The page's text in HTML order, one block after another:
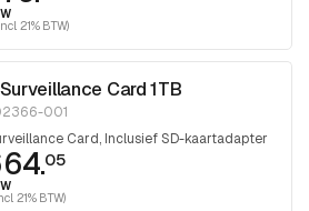
21% BTW)
Card 1TB
001
Card, Inclusief SD-kaartadapter
05
21% BTW)